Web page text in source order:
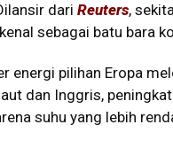
dari Reuters,
sebagai batu bara
energi pilihan Eropa
dan Inggris,
suhu yang lebih